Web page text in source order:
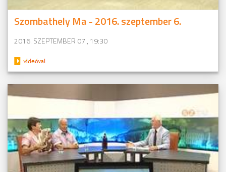
Szombathely Ma - 2016. szeptember 6.
2016. SZEPTEMBER 07., 19:30